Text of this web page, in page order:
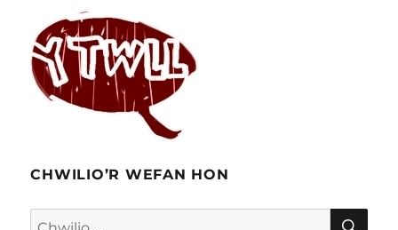
CHWILIO’R WEFAN HON
Chwilio